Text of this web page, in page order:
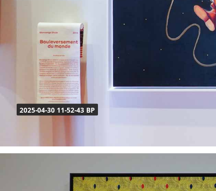
2025-04-30 11-52-43 BP